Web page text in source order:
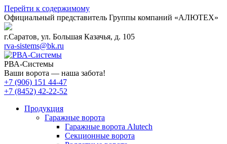
Перейти к содержимому
Официальный представитель Группы компаний «АЛЮТЕХ»
г.Саратов, ул. Большая Казачья, д. 105
rva-sistems@bk.ru
РВА-Системы
Ваши ворота — наша забота!
+7 (906) 151 44-47
+7 (8452) 42-22-52
Продукция
Гаражные ворота
Гаражные ворота Alutech
Секционные ворота